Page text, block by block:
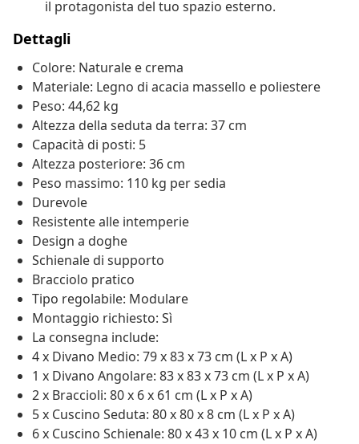
il protagonista del tuo spazio esterno.
Dettagli
Colore: Naturale e crema
Materiale: Legno di acacia massello e poliestere
Peso: 44,62 kg
Altezza della seduta da terra: 37 cm
Capacità di posti: 5
Altezza posteriore: 36 cm
Peso massimo: 110 kg per sedia
Durevole
Resistente alle intemperie
Design a doghe
Schienale di supporto
Bracciolo pratico
Tipo regolabile: Modulare
Montaggio richiesto: Sì
La consegna include:
4 x Divano Medio: 79 x 83 x 73 cm (L x P x A)
1 x Divano Angolare: 83 x 83 x 73 cm (L x P x A)
2 x Braccioli: 80 x 6 x 61 cm (L x P x A)
5 x Cuscino Seduta: 80 x 80 x 8 cm (L x P x A)
6 x Cuscino Schienale: 80 x 43 x 10 cm (L x P x A)